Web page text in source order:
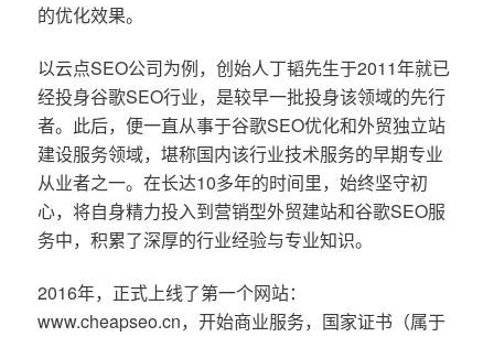
的优化效果。
以云点SEO公司为例，创始人丁韬先生于2011年就已
经投身谷歌SEO行业，是较早一批投身该领域的先行
者。此后，便一直从事于谷歌SEO优化和外贸独立站
建设服务领域，堪称国内该行业技术服务的早期专业
从业者之一。在长达10多年的时间里，始终坚守初
心，将自身精力投入到营销型外贸建站和谷歌SEO服
务中，积累了深厚的行业经验与专业知识。
2016年，正式上线了第一个网站：
www.cheapseo.cn，开始商业服务，国家证书（属于